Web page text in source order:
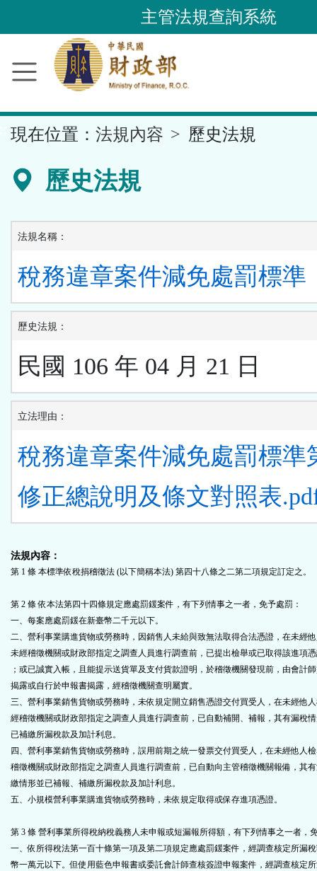
到
要
容
區
主管法規查詢系統
現在位置： 法規內容 歷史法規
歷史法規
法規名稱：
稅務違章案件減免處罰標準
歷史法規：
民國 106 年 04 月 21 日
立法理由：
稅務違章案件減免處罰標準
修正總說明及條文對照表
法規內容：
第 1 條 本標準依稅捐稽徵法 (以下簡稱本法) 第四十八條之二第二項規定訂定之。
第 2 條依本法第四十四條規定應處罰鍰案件，有下列情事之一者，免予處罰：
一、每案應處罰鍰在新臺幣二千元以下。
二、營利事業購進貨物或勞務時，因銷售人未給與致無法取得合法憑證，在未經
未經稽徵機關或財政部指定之調查人員進行調查前，已提出檢舉或已取得該進項
；或已誠實入帳，且能提示送貨單及支付貨款證明，於稽徵機關發現前，由會計
揭露或自行於申報書揭露，經稽徵機關查明屬實。
三、營利事業銷售貨物或勞務時，未依規定開立銷售憑證交付買受人，在未經他
經稽徵機關或財政部指定之調查人員進行調查前，已自動補開、補報，其有漏稅
已補繳所漏稅款及加計利息。
四、營利事業銷售貨物或勞務時，誤用前期之統一發票交付買受人，在未經他人
稽徵機關或財政部指定之調查人員進行調查前，已自動向主管稽徵機關報備，其
繳情形並已補報、補繳所漏稅款及加計利息。
五、小規模營利事業購進貨物或勞務時，未依規定取得或保存進項憑證。
第 3 條 營利事業所得稅納稅義務人未申報或短漏報所得額，有下列情事之一者，
一、依所得稅法第一百十條第一項及第二項規定應處罰鍰案件，經調查核定所漏
幣一萬元以下。但使用藍色申報書或委託會計師查核簽證申報案件，經調查核定